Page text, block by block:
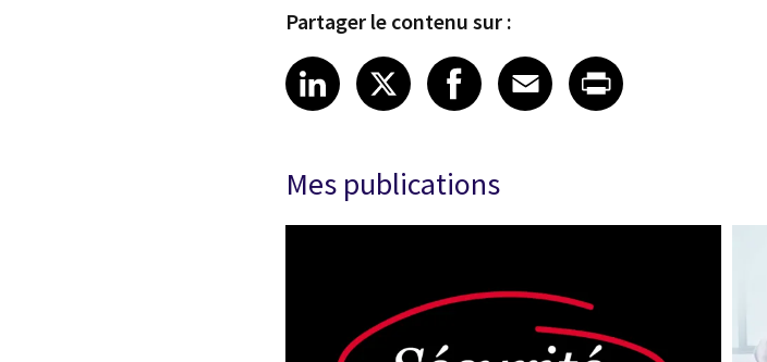
Partager le contenu sur :
Share article on LinkedIn
LinkedIn
Share article on X
XShare article on
Facebook
Share article on
Email
Share article
Mes publications